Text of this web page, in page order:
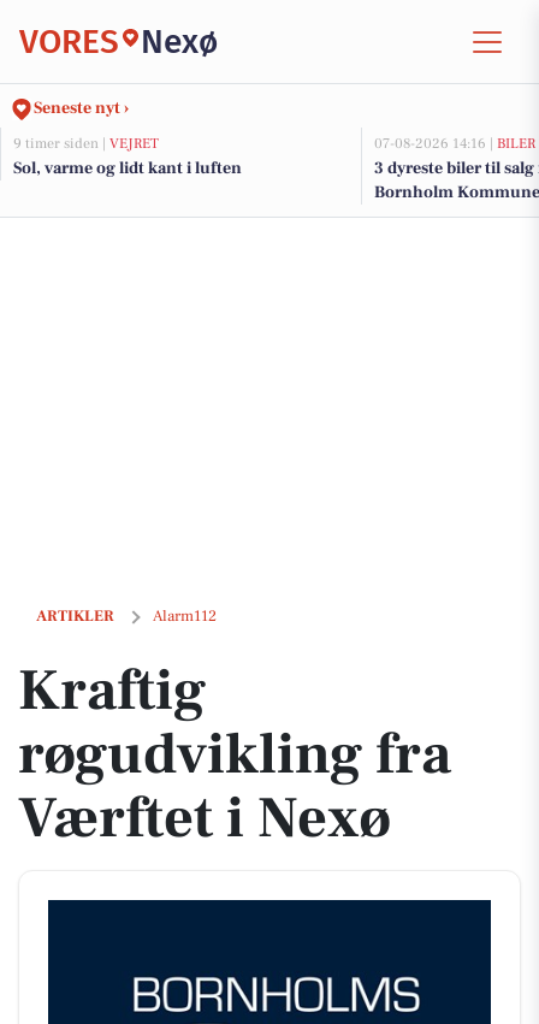
VORES Nexø
Seneste nyt ›
9 timer siden | VEJRET
Sol, varme og lidt kant i luften
07-08-2026 14:16 | BILER
3 dyreste biler til
Bornholm Kommune
ARTIKLER Alarm112
Kraftig røgudvikling fra Værftet i Nexø
Kraftig
røgudvikling fra
Værftet i Nexø